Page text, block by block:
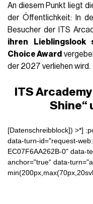
An diesem Punkt liegt
der Öffentlichkeit: In
Besucher der ITS
ihren Lieblingslook
Choice Award
der 2027 verliehen wird.
ITS
Shine“
[Datenschreibblock]) >*]
data-turn-id="request-
EC07F6AA262B-0" data-
anchor="true“ data-